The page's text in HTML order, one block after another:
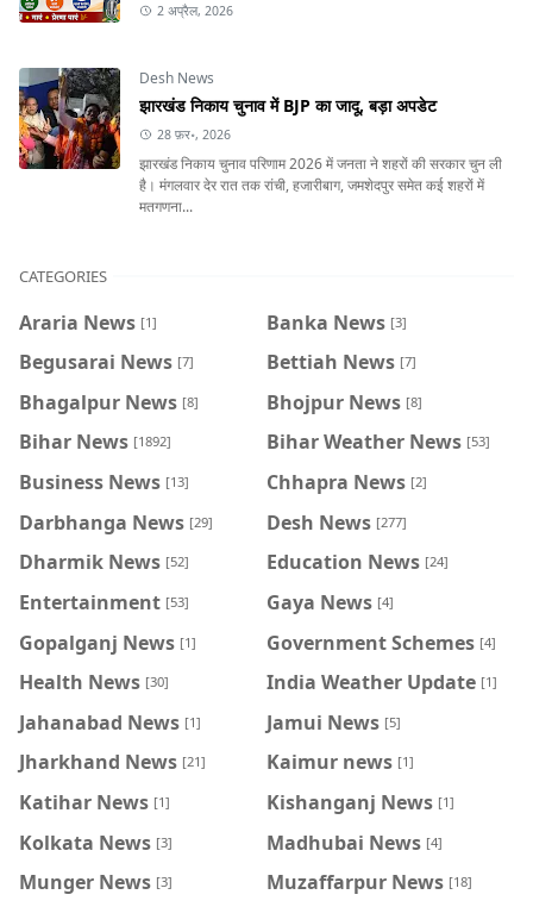
2 अप्रैल, 2026
Desh News
झारखंड निकाय चुनाव में BJP का जादू, बड़ा अपडेट
28 फ़र॰, 2026
झारखंड निकाय चुनाव परिणाम 2026 में जनता ने शहरों की सरकार चुन ली
है। मंगलवार देर रात तक रांची, हजारीबाग, जमशेदपुर समेत कई शहरों में
मतगणना...
CATEGORIES
Araria News [1] Banka News [3]
Begusarai News [7] Bettiah News [7]
Bhagalpur News [8] Bhojpur News [8]
Bihar News [1892] Bihar Weather News [53]
Business News [13] Chhapra News [2]
Darbhanga News [29] Desh News [277]
Dharmik News [52] Education News [24]
Entertainment [53] Gaya News [4]
Gopalganj News [1] Government Schemes [4]
Health News [30] India Weather Update [1]
Jahanabad News [1] Jamui News [5]
Jharkhand News [21] Kaimur news [1]
Katihar News [1] Kishanganj News [1]
Kolkata News [3] Madhubai News [4]
Munger News [3] Muzaffarpur News [18]